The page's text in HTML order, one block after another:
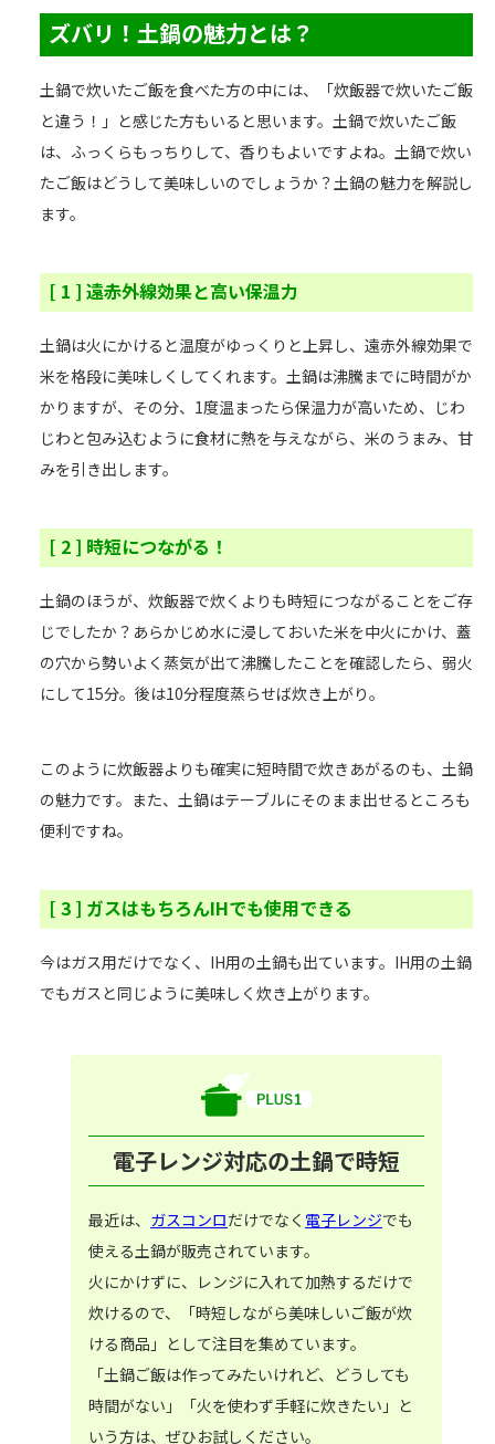
ズバリ！土鍋の魅力とは？
土鍋で炊いたご飯を食べた方の中には、「炊飯器で炊いたご飯
と違う！」と感じた方もいると思います。土鍋で炊いたご飯
は、ふっくらもっちりして、香りもよいですよね。土鍋で炊い
たご飯はどうして美味しいのでしょうか？土鍋の魅力を解説し
ます。
[ 1 ] 遠赤外線効果と高い保温力
土鍋は火にかけると温度がゆっくりと上昇し、遠赤外線効果で
米を格段に美味しくしてくれます。土鍋は沸騰までに時間がか
かりますが、その分、1度温まったら保温力が高いため、じわ
じわと包み込むように食材に熱を与えながら、米のうまみ、甘
みを引き出します。
[ 2 ] 時短につながる！
土鍋のほうが、炊飯器で炊くよりも時短につながることをご存
じでしたか？あらかじめ水に浸しておいた米を中火にかけ、蓋
の穴から勢いよく蒸気が出て沸騰したことを確認したら、弱火
にして15分。後は10分程度蒸らせば炊き上がり。
このように炊飯器よりも確実に短時間で炊きあがるのも、土鍋
の魅力です。また、土鍋はテーブルにそのまま出せるところも
便利ですね。
[ 3 ] ガスはもちろんIHでも使用できる
今はガス用だけでなく、IH用の土鍋も出ています。IH用の土鍋
でもガスと同じように美味しく炊き上がります。
電子レンジ対応の土鍋で時短
最近は、 ガスコンロだけでなく 電子レンジでも
使える土鍋が販売されています。
火にかけずに、レンジに入れて加熱するだけで
炊けるので、「時短しながら美味しいご飯が炊
ける商品」として注目を集めています。
「土鍋ご飯は作ってみたいけれど、どうしても
時間がない」「火を使わず手軽に炊きたい」と
いう方は、ぜひお試しください。